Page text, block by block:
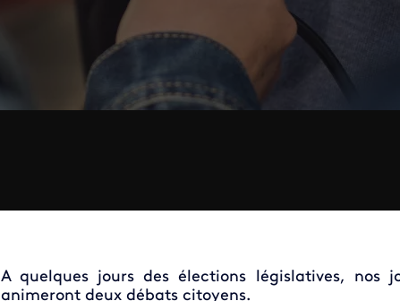
A quelques jours des élections législatives, nos
animeront deux débats citoyens.